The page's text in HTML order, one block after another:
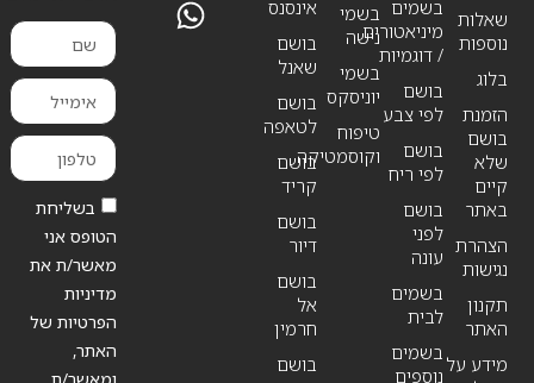
שאלות
נוספות
בלוג
הזמנת
בושם
שלא
קיים
באתר
הצהרת
נגישות
תקנון
האתר
מידע על
בשמי
נישה
בשמי
יוניסקס
טיפוח
וקוסמטיקה
בשמים
מיניאטורים
/ דוגמיות
בושם
לפי צבע
בושם
לפי ריח
בושם
לפני
עונה
בשמים
לבית
בשמים
נוספים
אינסנס
בושם
שאנל
בושם
לטאפה
בושם
קריד
בושם
דיור
בושם
אל
חרמין
בושם
בשליחת
הטופס אני
מאשר/ת את
מדיניות
הפרטיות של
האתר,